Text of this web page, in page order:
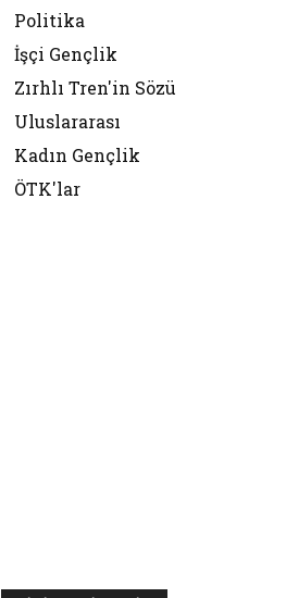
Politika
İşçi Gençlik
Zırhlı Tren'in Sözü
Uluslararası
Kadın Gençlik
ÖTK'lar